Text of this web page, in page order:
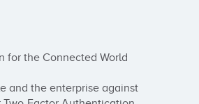
for the Connected World
and the enterprise against